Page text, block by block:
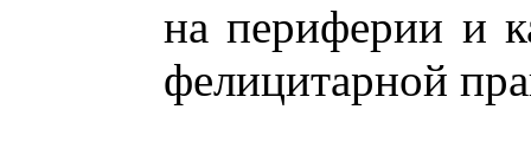
на периферии и
фелицитарной